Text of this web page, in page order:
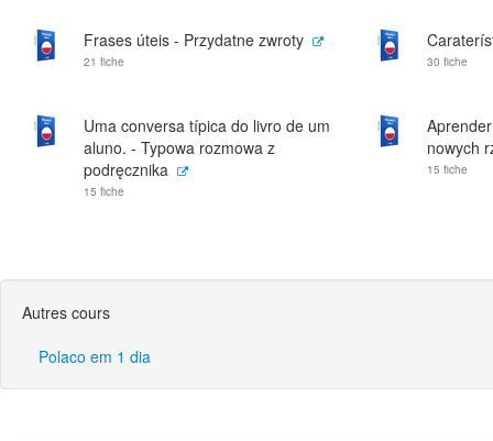
Frases úteis - Przydatne zwroty
21 fiche 30 fiche
Uma conversa típica do livro de um
aluno. - Typowa rozmowa z
podręcznika
15 fiche
nowych
15 fiche
Autres cours
Polaco em 1 dia